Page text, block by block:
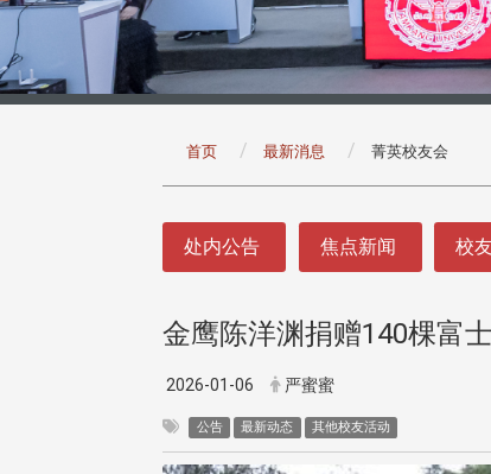
首页 最新消息 菁英校友会
处内公告 焦点新闻 校
金鹰陈洋渊捐赠140棵富
2026-01-06 严蜜蜜
公告 最新动态 其他校友活动